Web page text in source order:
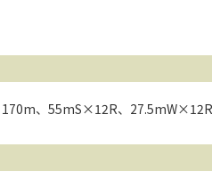
170m、55mS×12R、